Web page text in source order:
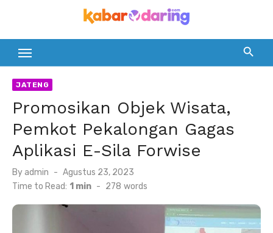
content
JATENG
Promosikan Objek Wisata,
Pemkot Pekalongan Gagas
Aplikasi E-Sila Forwise
By admin
Posted
on
Agustus 23, 2023
Time to Read: 1 min - 278 words